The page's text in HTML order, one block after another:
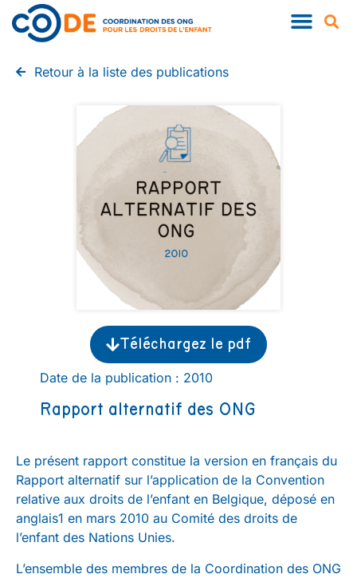
Retour à la liste des publications
Téléchargez le pdf
Date de la publication : 2010
Rapport alternatif des ONG
Le présent rapport constitue la version en français du
Rapport alternatif sur l’application de la Convention
relative aux droits de l’enfant en Belgique, déposé en
anglais1 en mars 2010 au Comité des droits de
l’enfant des Nations Unies.
L’ensemble des membres de la Coordination des ONG